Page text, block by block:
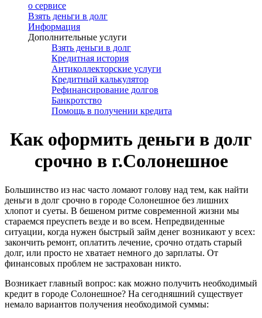
о сервисе
Взять деньги в долг
Информация
Дополнительные услуги
Взять деньги в долг
Кредитная история
Антиколлекторские услуги
Кредитный калькулятор
Рефинансирование долгов
Банкротство
Помощь в получении кредита
Как оформить деньги в долг
срочно в г.Солонешное
Большинство из нас часто ломают голову над тем, как найти
деньги в долг срочно в городе Солонешное без лишних
хлопот и суеты. В бешеном ритме современной жизни мы
стараемся преуспеть везде и во всем. Непредвиденные
ситуации, когда нужен быстрый займ денег возникают у всех:
закончить ремонт, оплатить лечение, срочно отдать старый
долг, или просто не хватает немного до зарплаты. От
финансовых проблем не застрахован никто.
Возникает главный вопрос: как можно получить необходимый
кредит в городе Солонешное? На сегодняшний существует
немало вариантов получения необходимой суммы: